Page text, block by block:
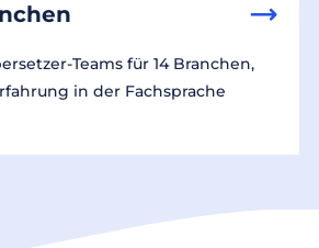
Teams für 14 Branchen,
in der Fachsprache